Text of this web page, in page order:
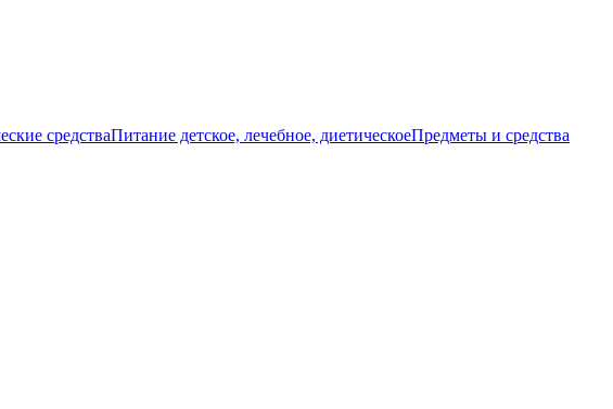
средстваПитание детское, лечебное, диетическоеПредметы и средства